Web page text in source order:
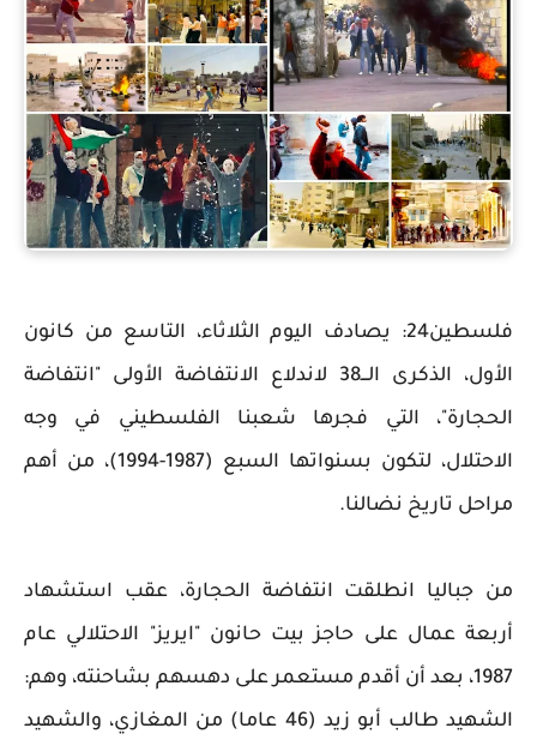
فلسطين24: يصادف اليوم الثلاثاء، التاسع من كانون
الأول، الذكرى الـــ38 لاندلاع الانتفاضة الأولى "انتفاضة
الحجارة"، التي فجرها شعبنا الفلسطيني في وجه
الاحتلال، لتكون بسنواتها السبع (1987-1994)، من أهم
مراحل تاريخ نضالنا.
من جباليا انطلقت انتفاضة الحجارة، عقب استشهاد
أربعة عمال على حاجز بيت حانون "ايريز" الاحتلالي عام
1987، بعد أن أقدم مستعمر على دهسهم بشاحنته، وهم:
الشهيد طالب أبو زيد (46 عاما) من المغازي، والشهيد